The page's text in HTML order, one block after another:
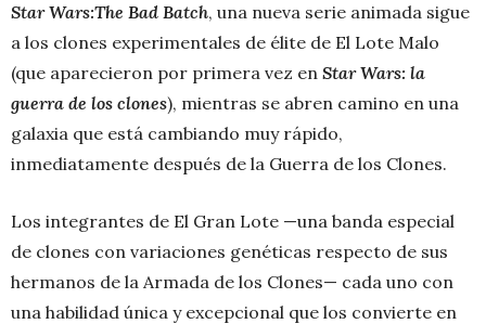
Star Wars:The Bad Batch, una nueva serie animada sigue
a los clones experimentales de élite de El Lote Malo
(que aparecieron por primera vez en Star Wars: la
guerra de los clones), mientras se abren camino en una
galaxia que está cambiando muy rápido,
inmediatamente después de la Guerra de los Clones.
Los integrantes de El Gran Lote —una banda especial
de clones con variaciones genéticas respecto de sus
hermanos de la Armada de los Clones— cada uno con
una habilidad única y excepcional que los convierte en